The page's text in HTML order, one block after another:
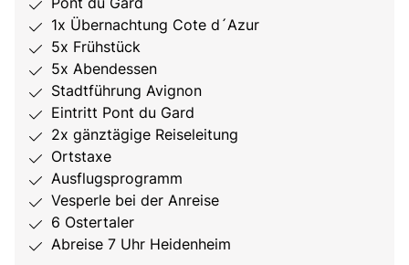
1x Übernachtung Cote d´Azur
5x Frühstück
5x Abendessen
Stadtführung Avignon
Eintritt Pont du Gard
2x gänztägige Reiseleitung
Ortstaxe
Ausflugsprogramm
Vesperle bei der Anreise
6 Ostertaler
Abreise 7 Uhr Heidenheim